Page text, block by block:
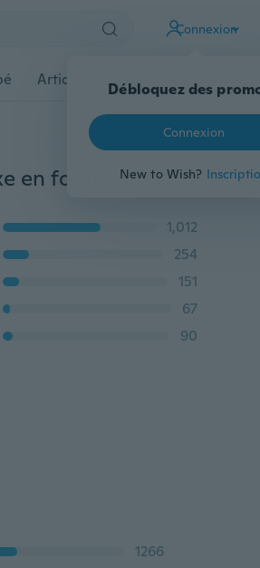
Connexion
Débloquez des
Connexion
New to Wish?
Articles pour animaux domestiques
Bague de mariage simple de luxe en cristal de luxe en forme de V en cristal de diamant Bague de mariage élégant charme pour femmes Bagues de fiançailles avec les doigts Bijoux Vintage en argent Accessoires Cadeaux en argent
1,012
254
151
67
90
1266